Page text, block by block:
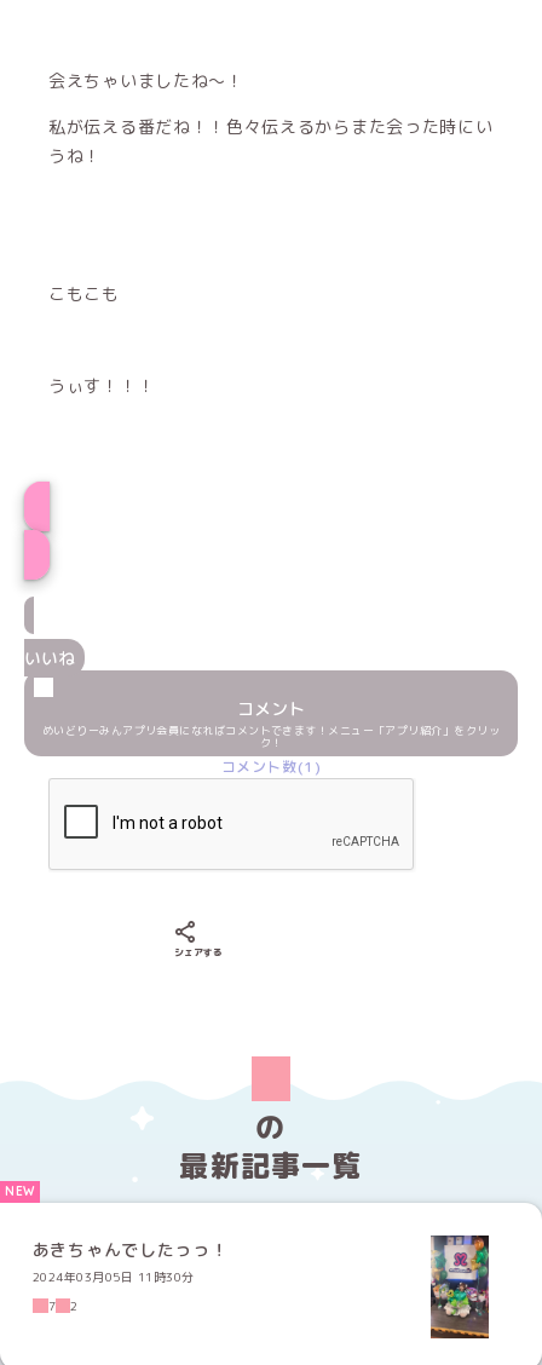
会えちゃいましたね～！
私が伝える番だね！！色々伝えるからまた会った時にい
うね！
こもこも
うぃす！！！
いいね
コメント
めいどりーみんアプリ会員になればコメントできます！メニュー「アプリ紹介」をクリッ
ク！
コメント数(1)
シェアする
の
最新記事一覧
あきちゃんでしたっっ！
2024年03月05日 11時30分
7
2